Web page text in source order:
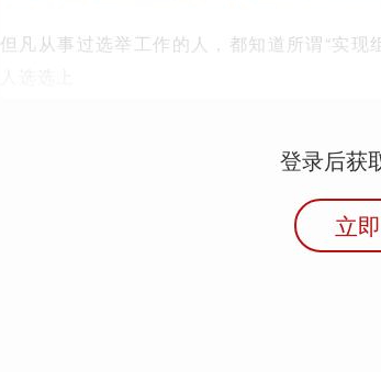
但凡从事过选举工作的人，都知道所谓“实
登录后获
立